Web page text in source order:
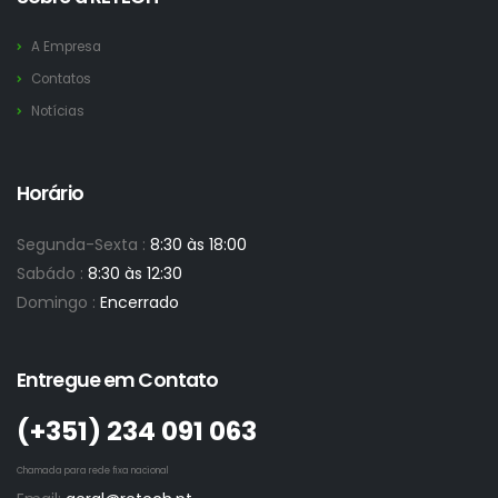
A Empresa
Contatos
Notícias
Horário
Segunda-Sexta : 8:30 às 18:00
Sabádo : 8:30 às 12:30
Domingo : Encerrado
Entregue em Contato
(+351)­ 234 091 063
Chamada para rede fixa nacional